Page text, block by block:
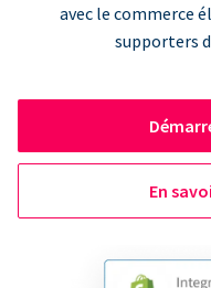
avec le commerce
supporters
En